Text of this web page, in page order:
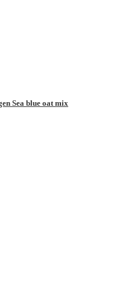
Sea blue oat mix